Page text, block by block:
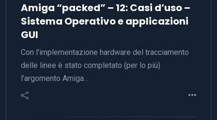
Amiga “packed” – 12: Casi d’uso –
Sistema Operativo e applicazioni
GUI
Con l'implementazione hardware del tracciamento
delle linee è stato completato (per lo più)
l'argomento Amiga…